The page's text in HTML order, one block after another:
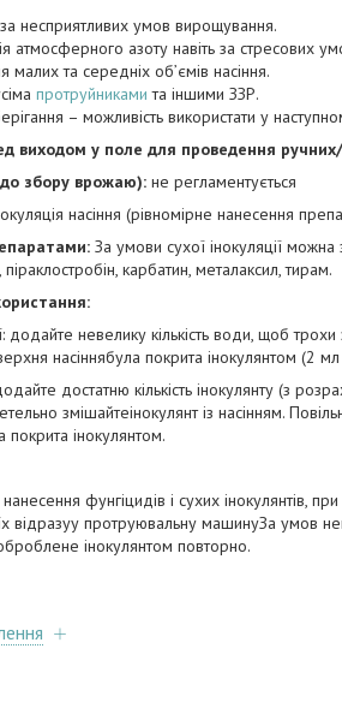
несприятливих умов вирощування.
атмосферного азоту навіть за стресових
малих та середніх об’ємів насіння.
протруйниками та іншими ЗЗР.
– можливість використати у
виходом у поле для проведення
до збору врожаю): не регламентується
насіння (рівномірне нанесення
За умови сухої інокуляції
карбатин, металаксил, тирам.
додайте невелику кількість води, щоб
насіннябула покрита інокулянтом (2
достатню кількість інокулянту (з
змішайтеінокулянт із насінням.
покрита інокулянтом.
фунгіцидів і сухих інокулянтів,
відразуу протруювальну машинуЗа умов
інокулянтом повторно.